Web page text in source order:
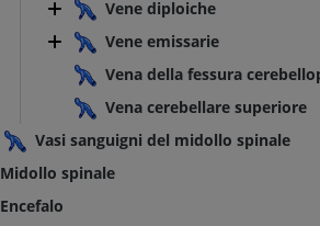
Vene diploiche
Vene emissarie
Vena della fessura
Vena cerebellare superiore
Vasi sanguigni del midollo spinale
Midollo spinale
Encefalo
GRATUITO
Illustrazioni
PREMIUM
TC di caviglia e piede
TC